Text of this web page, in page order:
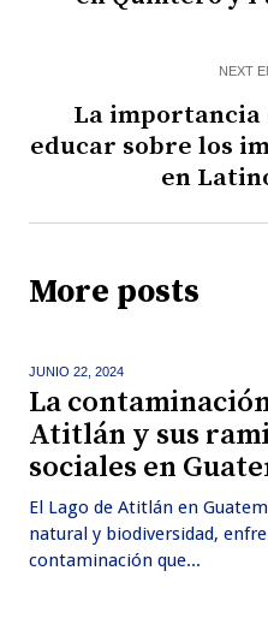
NEXT
La importancia
educar sobre los
en
More posts
JUNIO 22,2024
La
Atitlán y sus
sociales en
El Lago de Atitlán en
natural y biodiversidad,
contaminación que...